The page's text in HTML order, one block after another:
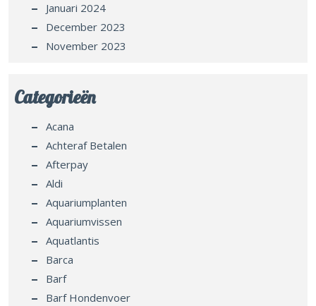
Januari 2024
December 2023
November 2023
Categorieën
Acana
Achteraf Betalen
Afterpay
Aldi
Aquariumplanten
Aquariumvissen
Aquatlantis
Barca
Barf
Barf Hondenvoer